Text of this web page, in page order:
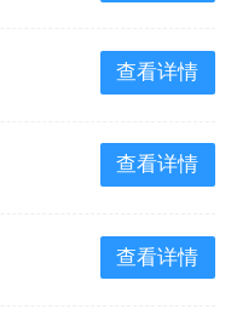
查看详情
查看详情
查看详情